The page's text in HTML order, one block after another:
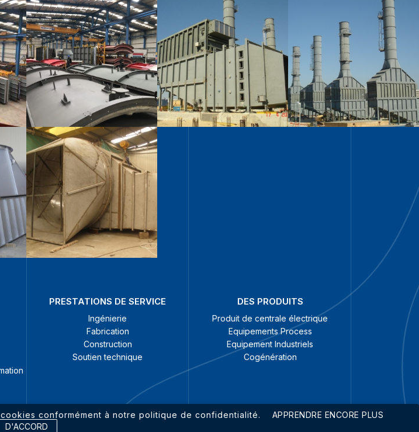
PRESTATIONS DE SERVICE
Ingénierie
Fabrication
Construction
Soutien technique
DES PRODUITS
Produit de centrale électrique
Equipements Process
Equipement Industriels
Cogénération
conformément à notre politique de confidentialité.
APPRENDRE ENCORE PLUS
D'ACCORD